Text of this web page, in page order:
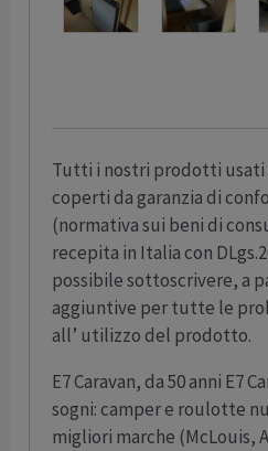
Tutti i nostri prodotti
coperti da garanzia di
(normativa sui beni di
recepita in Italia con
possibile sottoscrivere, a
aggiuntive per tutte le
all’ utilizzo del prodotto.
E7 Caravan, da 50 anni E7
sogni: camper e roulotte
migliori marche (McLouis,